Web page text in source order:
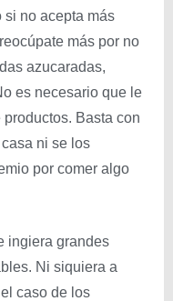
si no acepta más
más por no
azucaradas,
es necesario que le
Basta con
ni se los
por comer algo
ingiera grandes
Ni siquiera a
caso de los